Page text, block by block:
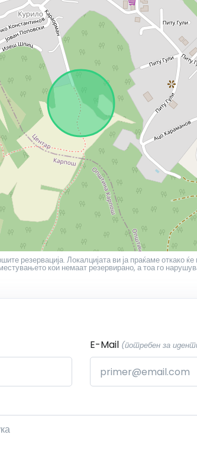
резервација. Локалцијата ви ја праќаме откако
кои немаат резервирано, а тоа го
E-Mail (потребен за